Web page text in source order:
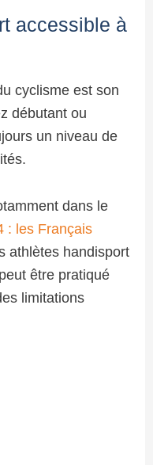
accessible à
cyclisme est son
débutant ou
un niveau de
dans le
: les Français
athlètes handisport
être pratiqué
limitations